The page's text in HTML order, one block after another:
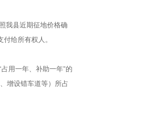
我县近期征地价格确
给所有权人。
用一年、补助一年”的
增设错车道等）所占